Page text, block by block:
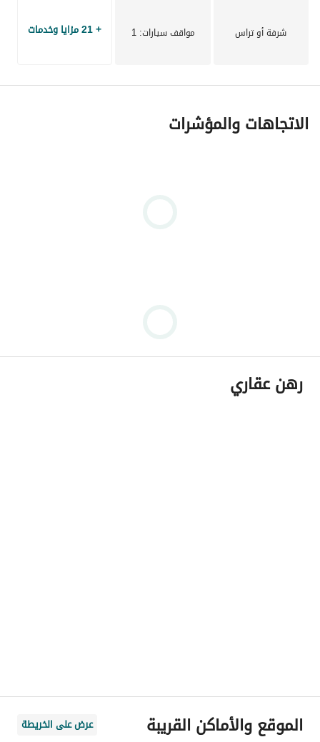
شرفة أو تراس مواقف سيارات: 1 + 21 مزايا وخدمات
الاتجاهات والمؤشرات
رهن عقاري
الموقع والأماكن القريبة عرض على الخريطة